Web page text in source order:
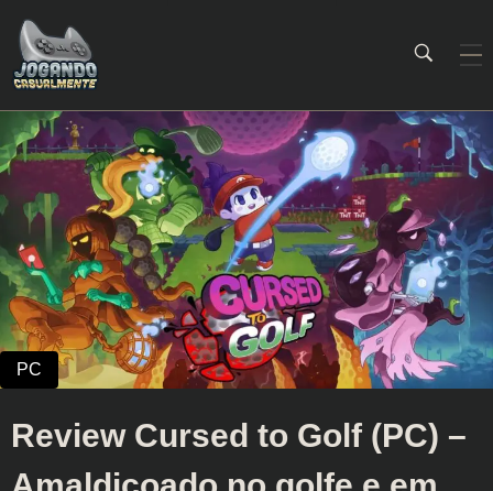
Jogando Casualmente
Conteúdo family friendly sobre games! Desde 2019 analisando jogos.
Review Cursed to Golf (PC) –